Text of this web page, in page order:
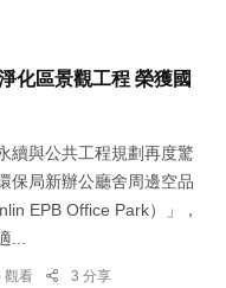
化區景觀工程 榮獲國
續與公共工程規劃再度驚
保局新辦公廳舍周邊空品
EPB Office Park）」，
...
觀看 3 分享